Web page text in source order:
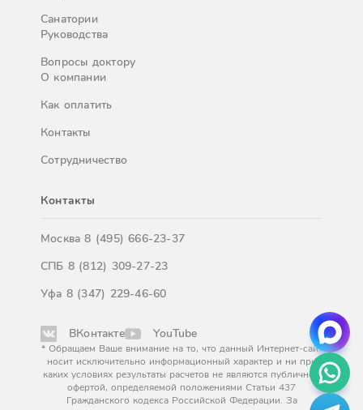
Санатории
Руководства
Вопросы доктору
О компании
Как оплатить
Контакты
Сотрудничество
Контакты
Москва8 (495) 666-23-37
СПБ 8 (812) 309-27-23
Уфа 8 (347) 229-46-60
ВКонтакте YouTube
* Обращаем Ваше внимание на то, что данный Интернет-сайт
носит исключительно информационный характер и ни при
каких условиях результаты расчетов не являются публичной
офертой, определяемой положениями Статьи 437
Гражданского кодекса Российской Федерации. За